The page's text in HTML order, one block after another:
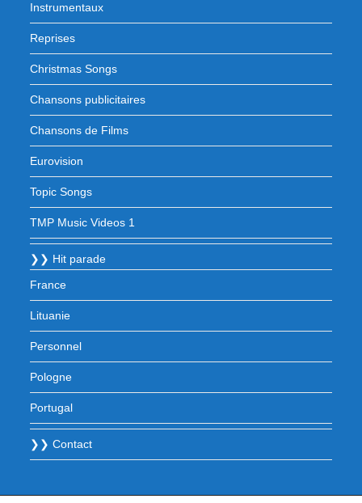
Instrumentaux
Reprises
Christmas Songs
Chansons publicitaires
Chansons de Films
Eurovision
Topic Songs
TMP Music Videos 1
❯❯ Hit parade
France
Lituanie
Personnel
Pologne
Portugal
❯❯ Contact